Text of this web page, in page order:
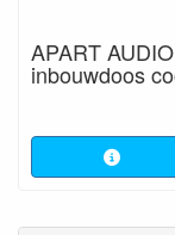
APART
inbouwdoos